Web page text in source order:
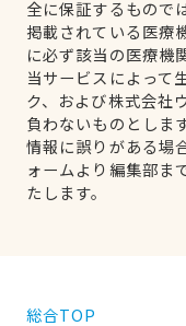
全に保証するもので
掲載されている医療
に必ず該当の医療機
当サービスによって
ク、および株式会社
負わないものとします
情報に誤りがある場
ォームより編集部ま
たします。
総合TOP